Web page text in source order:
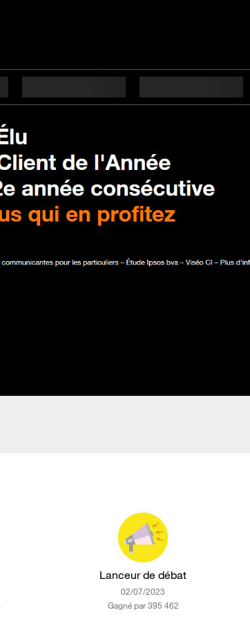
Lanceur de débat
‎02/07/2023
Gagné par 395 462